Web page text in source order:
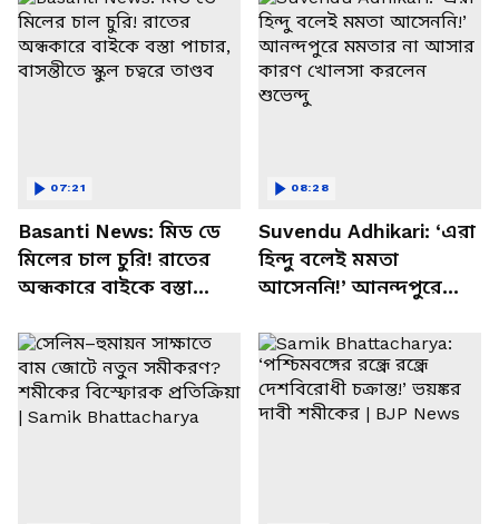
Basanti News: মিড ডে
মিলের চাল চুরি! রাতের
অন্ধকারে বাইকে বস্তা
চত্বরে তাণ্ডব
07:21
Suvendu Adhikari: ‘এরা
হিন্দু বলেই মমতা
আসেননি!’ আনন্দপুরে
খোলসা করলেন শুভেন্দু
08:28